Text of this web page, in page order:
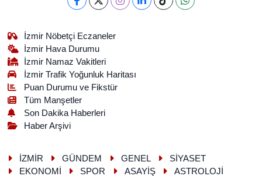
İzmir Nöbetçi Eczaneler
İzmir Hava Durumu
İzmir Namaz Vakitleri
İzmir Trafik Yoğunluk Haritası
Puan Durumu ve Fikstür
Tüm Manşetler
Son Dakika Haberleri
Haber Arşivi
İZMİR GÜNDEM GENEL
SİYASET
EKONOMİ
SPOR ASAYİŞ ASTROLOJİ